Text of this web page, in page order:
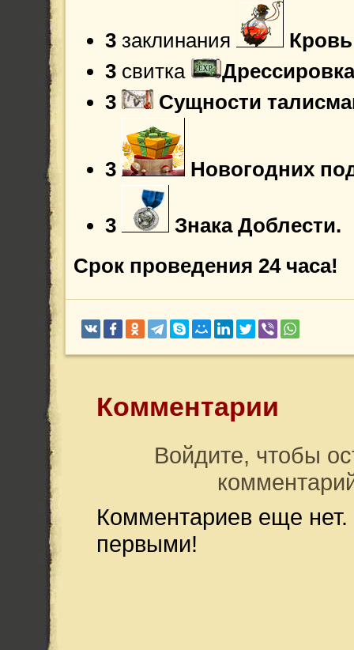
3 заклинания
3 свитка
3
Сущности
3 Новогодних
3
Знака Доблести.
Срок проведения 24 часа!
Комментарии
Войдите, чтобы
Комментариев еще нет.
первыми!